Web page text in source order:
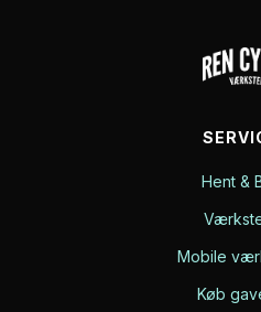
Hent &
Mobile
Køb